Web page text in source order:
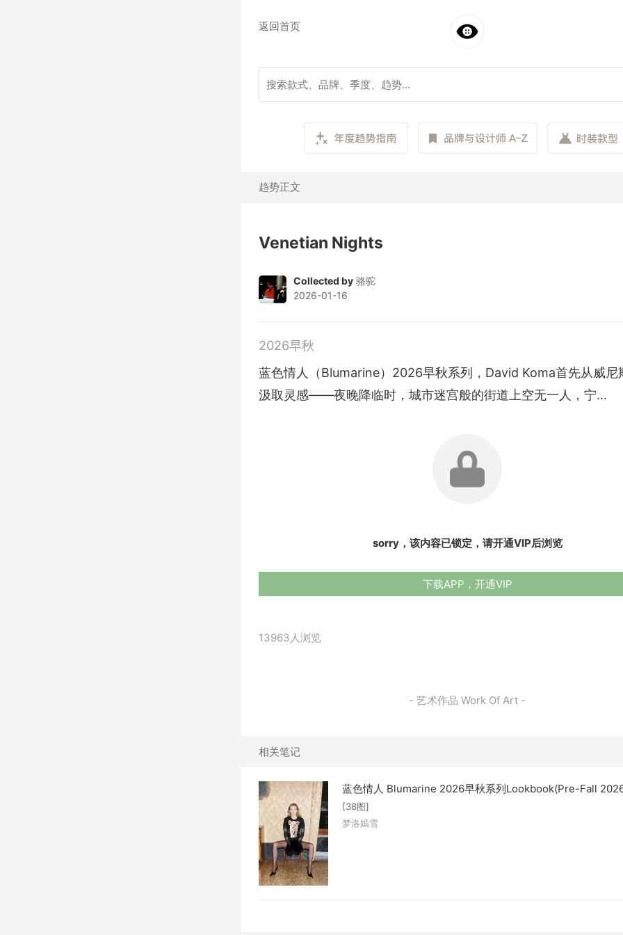
返回首页
趋势正文
Venetian Nights
Collected by 骆驼
2026-01-16
2026早秋
蓝色情人（Blumarine）2026早秋系列，David Koma首先从威尼
汲取灵感——夜晚降临时，城市迷宫般的街道上空无一人，宁...
sorry，该内容已锁定，请开通VIP后浏览
下载APP，开通VIP
13963人浏览
- 艺术作品 Work Of Art -
相关笔记
蓝色情人 Blumarine 2026早秋系列Lookbook(Pre-Fall
[38图]
梦洛嫣雪